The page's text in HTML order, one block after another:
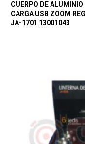
CUERPO DE ALUMINIO
CARGA USB ZOOM
JA-1701 13001043